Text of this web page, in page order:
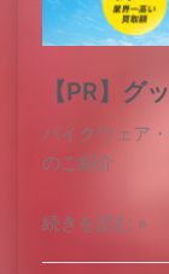
【PR】グ
バイクウェア
のご紹介
続きを読む »